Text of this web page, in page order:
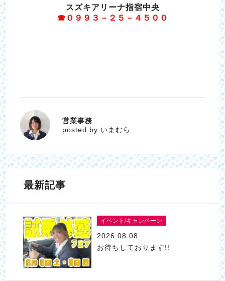
スズキアリーナ指宿中央
☎０９９３－２５－４５００
いまむら
営業事務
posted by いまむら
最新記事
イベント/キャンペーン
2026.08.08
お待ちしております!!